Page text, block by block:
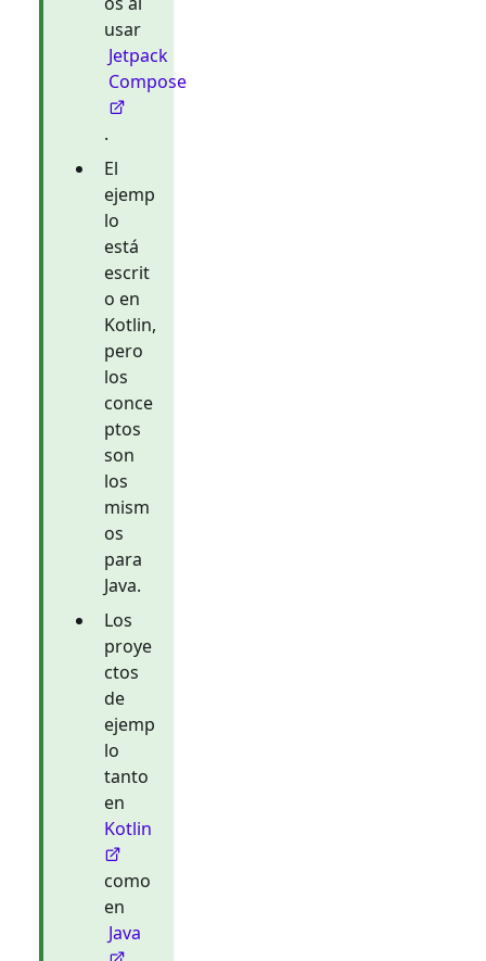
usar
Jetpack
Compose
.
El
ejemp
lo
está
escrit
o en
Kotlin,
pero
los
conce
ptos
son
los
mism
os
para
Java.
Los
proye
ctos
de
ejemp
lo
tanto
en
Kotlin
como
en
Java